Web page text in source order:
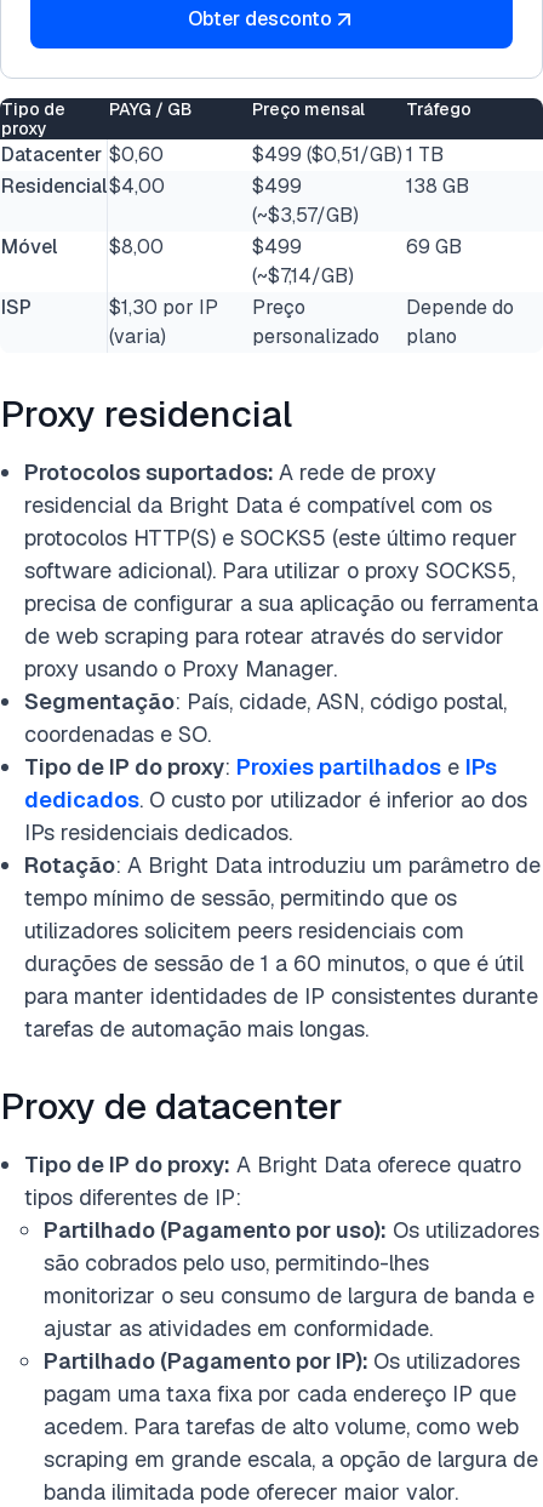
Obter desconto
Tipo de
proxy
PAYG / GB Preço mensal Tráfego
Datacenter $0,60 $499 ($0,51/GB)1 TB
Residencial$4,00
$499
(~$3,57/GB)
138 GB
Móvel $8,00
$499
(~$7,14/GB)
69 GB
ISP
$1,30 por IP
(varia)
Preço
personalizado
Depende do
plano
Proxy residencial
Protocolos suportados: A rede de proxy
residencial da Bright Data é compatível com os
protocolos HTTP(S) e SOCKS5 (este último requer
software adicional). Para utilizar o proxy SOCKS5,
precisa de configurar a sua aplicação ou ferramenta
de web scraping para rotear através do servidor
proxy usando o Proxy Manager.
Segmentação: País, cidade, ASN, código postal,
coordenadas e SO.
Tipo de IP do proxy: Proxies partilhados e IPs
dedicados. O custo por utilizador é inferior ao dos
IPs residenciais dedicados.
Rotação: A Bright Data introduziu um parâmetro de
tempo mínimo de sessão, permitindo que os
utilizadores solicitem peers residenciais com
durações de sessão de 1 a 60 minutos, o que é útil
para manter identidades de IP consistentes durante
tarefas de automação mais longas.
Proxy de datacenter
Tipo de IP do proxy: A Bright Data oferece quatro
tipos diferentes de IP:
Partilhado (Pagamento por uso): Os utilizadores
são cobrados pelo uso, permitindo-lhes
monitorizar o seu consumo de largura de banda e
ajustar as atividades em conformidade.
Partilhado (Pagamento por IP): Os utilizadores
pagam uma taxa fixa por cada endereço IP que
acedem. Para tarefas de alto volume, como web
scraping em grande escala, a opção de largura de
banda ilimitada pode oferecer maior valor.